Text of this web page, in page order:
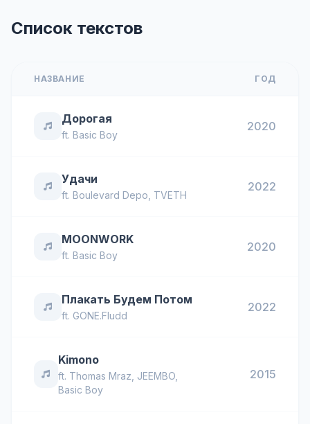
Список текстов
НАЗВАНИЕ ГОД
Дорогая
ft. Basic Boy
2020
Удачи
ft. Boulevard Depo TVETH
2022
MOONWORK
ft. Basic Boy
2020
Плакать Будем Потом
ft. GONE.Fludd
2022
Kimono
ft. Thomas Mraz JEEMBO,
Basic Boy
2015